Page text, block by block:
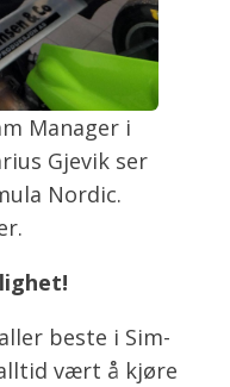
Manager i
Gjevik ser
Nordic.
beste i Sim-
vært å kjøre